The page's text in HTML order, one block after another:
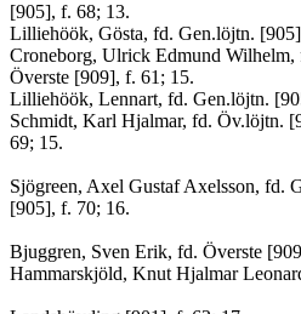
[905], f. 68; 13.
Lilliehöök, Gösta, fd. Gen.löjtn.
Croneborg, Ulrick Edmund Wilhelm,
Överste [909], f. 61; 15.
Lilliehöök, Lennart, fd. Gen.löjtn.
Schmidt, Karl Hjalmar, fd. Öv.löjtn.
69; 15.
Sjögreen, Axel Gustaf Axelsson, fd.
[905], f. 70; 16.
Bjuggren, Sven Erik, fd. Överste
Hammarskjöld, Knut Hjalmar